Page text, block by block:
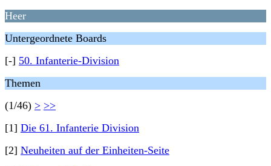
Heer
Untergeordnete Boards
[-] 50. Infanterie-Division
Themen
(1/46) > >>
[1] Die 61. Infanterie Division
[2] Neuheiten auf der Einheiten-Seite